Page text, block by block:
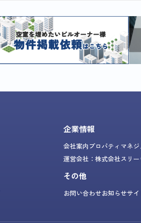
企業情報
会社案内プロパティマネ
運営会社：株式会社スリ
その他
お問い合わせお知らせサ